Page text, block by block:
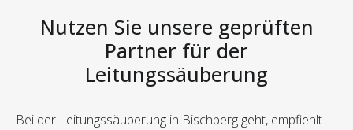
Nutzen Sie unsere geprüften
Partner für der
Leitungssäuberung
Bei der Leitungssäuberung in Bischberg geht, empfiehlt